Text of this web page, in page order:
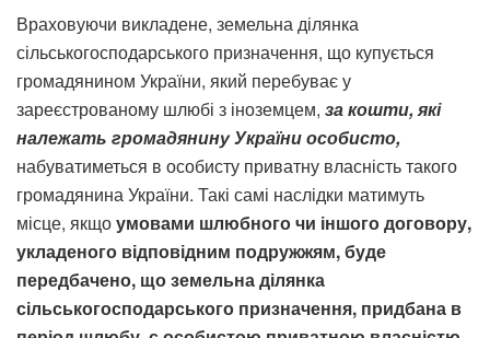
Враховуючи викладене, земельна ділянка
сільськогосподарського призначення, що купується
громадянином України, який перебуває у
зареєстрованому шлюбі з іноземцем, закошти,які
належать громадянинуУкраїниособисто,
набуватиметься в особисту приватну власність такого
громадянина України. Такі самі наслідки матимуть
місце, якщоумовами шлюбногочи іншогодоговору,
укладеного відповідним подружжям,буде
передбачено, щоземельнаділянка
сільськогосподарського призначення, придбана в